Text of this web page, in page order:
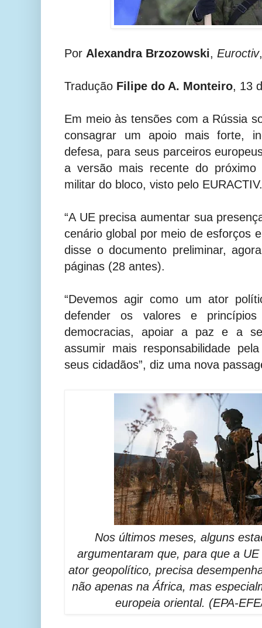
Por Alexandra Brzozowski, Euroctiv
Tradução Filipe do A. Monteiro, 13
Em meio às tensões com a Rússia
consagrar um apoio mais forte,
defesa, para seus parceiros
a versão mais recente do próximo
militar do bloco, visto pelo EURACTIV.
“A UE precisa aumentar sua
cenário global por meio de esforços
disse o documento preliminar,
páginas (28 antes).
“Devemos agir como um ator
defender os valores e
democracias, apoiar a paz e a
assumir mais responsabilidade
seus cidadãos”, diz uma nova
Nos últimos meses, alguns
argumentaram que, para que a
ator geopolítico, precisa
não apenas na África, mas
europeia oriental. (EPA-